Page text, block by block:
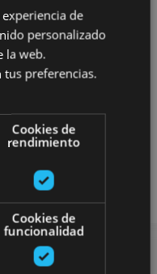
de Santiago
de
personalizado
la web.
tus preferencias.
Cookies de
rendimiento
Cookies de
funcionalidad